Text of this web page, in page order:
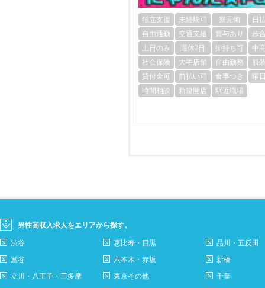
独立支援 未経験可 寮完備
日
自由通勤
交通支給 賞与あり
歩
土日のみ
週休2日 掛持ち可
中
社会保険
大手店舗 自由勤務
服
貸付金可
前払い可 食事つき
曜
時間相談
新規開店 駅近職場
男性高収入求人をエリアから探す。
渋谷 恵比寿・目黒
品川・五反田
鴬谷
六本木・赤坂
新橋
立川・八王子・三多摩
東京その他
千葉